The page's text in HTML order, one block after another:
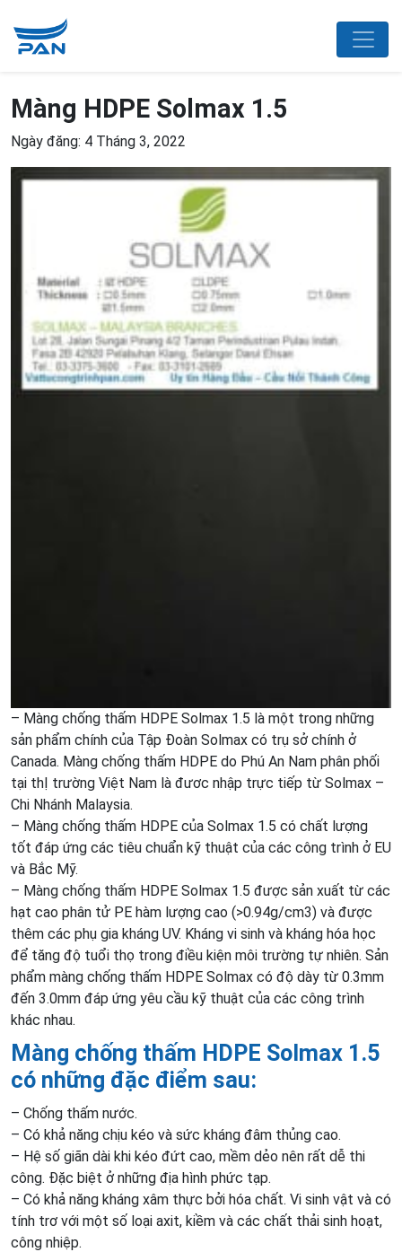
Màng HDPE Solmax 1.5
Ngày đăng: 4 Tháng 3, 2022
– Màng chống thấm HDPE Solmax 1.5 là một trong những
sản phẩm chính của Tập Đoàn Solmax có trụ sở chính ở
Canada. Màng chống thấm HDPE do Phú An Nam phân phối
tại thỊ trường Việt Nam là đươc nhập trực tiếp từ Solmax –
Chi Nhánh Malaysia.
– Màng chống thấm HDPE của Solmax 1.5 có chất lượng
tốt đáp ứng các tiêu chuẩn kỹ thuật của các công trình ở EU
và Bắc Mỹ.
– Màng chống thấm HDPE Solmax 1.5 được sản xuất từ các
hạt cao phân tử PE hàm lượng cao (>0.94g/cm3) và được
thêm các phụ gia kháng UV. Kháng vi sinh và kháng hóa học
để tăng độ tuổi thọ trong điều kiện môi trường tự nhiên. Sản
phẩm màng chống thấm HDPE Solmax có độ dày từ 0.3mm
đến 3.0mm đáp ứng yêu cầu kỹ thuật của các công trình
khác nhau.
Màng chống thấm HDPE Solmax 1.5
có những đặc điểm sau:
– Chống thấm nước.
– Có khả năng chịu kéo và sức kháng đâm thủng cao.
– Hệ số giãn dài khi kéo đứt cao, mềm dẻo nên rất dễ thi
công. Đặc biệt ở những địa hình phức tạp.
– Có khả năng kháng xâm thực bởi hóa chất. Vi sinh vật và có
tính trơ với một số loại axit, kiềm và các chất thải sinh hoạt,
công nhiệp.